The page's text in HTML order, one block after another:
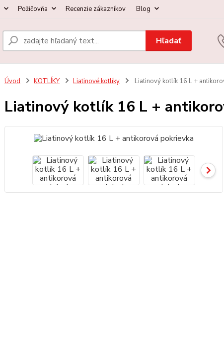
Požičovňa Recenzie zákazníkov Blog
Hľadať
Úvod KOTLÍKY Liatinové kotlíky Liatinový kotlík 16 L +
Liatinový kotlík 16 L +